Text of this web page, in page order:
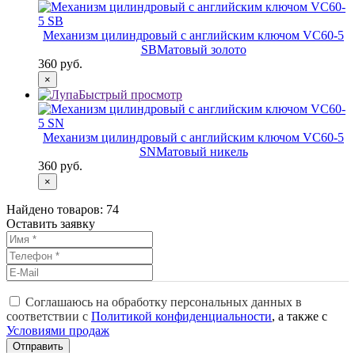
Механизм цилиндровый с английским ключом VC60-5
SBМатовый золото
360 руб.
×
Быстрый просмотр
Механизм цилиндровый с английским ключом VC60-5
SNМатовый никель
360 руб.
×
Найдено товаров: 74
Оставить заявку
Соглашаюсь на обработку персональных данных в
соответствии с Политикой конфиденциальности, а также с
Условиями продаж
Отправить